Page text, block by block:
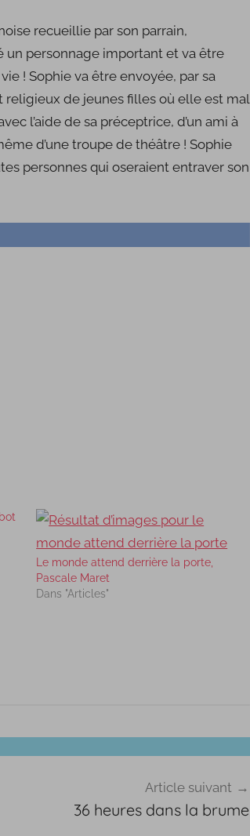
recueillie par son parrain,
un personnage important et va être
! Sophie va être envoyée, par sa
religieux de jeunes filles où elle est mal
l’aide de sa préceptrice, d’un ami à
d’une troupe de théâtre ! Sophie
personnes qui oseraient entraver son
Le monde attend derrière la porte,
Pascale Maret
Dans "Articles"
Article suivant
36 heures dans la brume